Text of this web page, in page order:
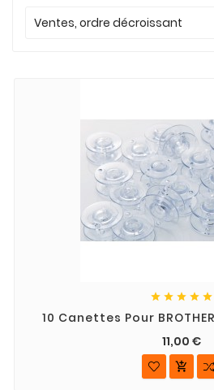
Ventes, ordre décroissant
    
10 Canettes Pour
11,00 €
